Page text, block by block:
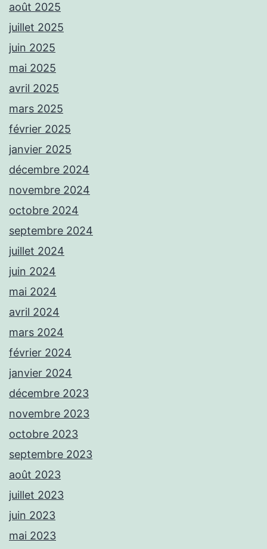
août 2025
juillet 2025
juin 2025
mai 2025
avril 2025
mars 2025
février 2025
janvier 2025
décembre 2024
novembre 2024
octobre 2024
septembre 2024
juillet 2024
juin 2024
mai 2024
avril 2024
mars 2024
février 2024
janvier 2024
décembre 2023
novembre 2023
octobre 2023
septembre 2023
août 2023
juillet 2023
juin 2023
mai 2023